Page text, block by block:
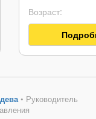
Возраст:
• Руководитель